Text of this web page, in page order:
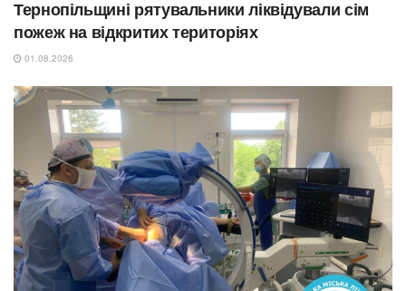
Тернопільщині рятувальники ліквідували сім
пожеж на відкритих територіях
01.08.2026